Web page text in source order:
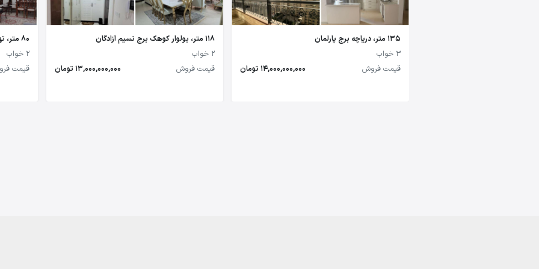
135 متر، دریاچه برج پارلمان
3 خواب
قیمت فروش
14,000,000,000 تومان
118 متر، بولوار کوهک برج نسیم آزادگان
2 خواب
قیمت فروش
13,000,000,000 تومان
80 متر، تهرانسر
2 خواب
قیمت